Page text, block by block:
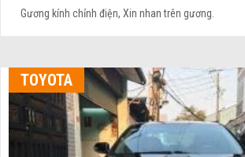
Gương kính chỉnh điện, Xin nhan trên gương.
TOYOTA